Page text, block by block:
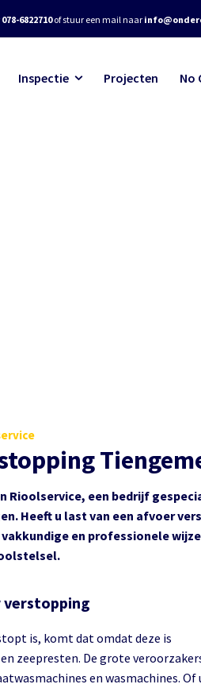
078-6822710of stuur een mail naar
Inspectie Projecten No
Rioolservice, een bedrijf
Heeft u last van een afvoer
en professionele
verstopping
is, komt dat omdat deze is
zeepresten. De grote
en wasmachines. Of